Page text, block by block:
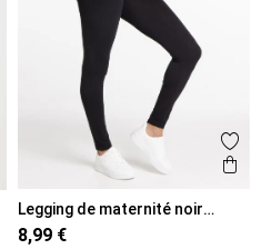
aux favoris
rapide
Legging de maternité noir
femme
8,99 €